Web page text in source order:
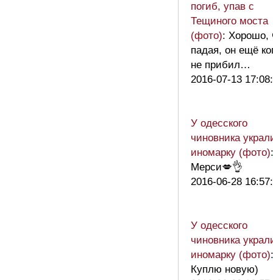
погиб, упав с
Тещиного моста
(фото): Хорошо,
падая, он ещё
не прибил…
2016-07-13
У одесского
чиновника
иномарку (фото):
Мерси💋👌
2016-06-28
У одесского
чиновника
иномарку (фото):
Куплю новую)